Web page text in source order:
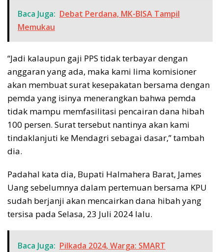
Baca Juga: Debat Perdana, MK-BISA Tampil
Memukau
“Jadi kalaupun gaji PPS tidak terbayar dengan
anggaran yang ada, maka kami lima komisioner
akan membuat surat kesepakatan bersama dengan
pemda yang isinya menerangkan bahwa pemda
tidak mampu memfasilitasi pencairan dana hibah
100 persen. Surat tersebut nantinya akan kami
tindaklanjuti ke Mendagri sebagai dasar,” tambah
dia.
Padahal kata dia, Bupati Halmahera Barat, James
Uang sebelumnya dalam pertemuan bersama KPU
sudah berjanji akan mencairkan dana hibah yang
tersisa pada Selasa, 23 Juli 2024 lalu.
Baca Juga: Pilkada 2024, Warga: SMART